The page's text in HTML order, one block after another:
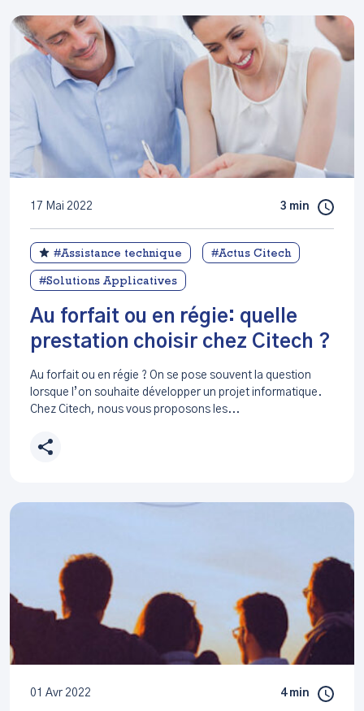
17 Mai 2022 3 min
#Assistance technique #Actus Citech
#Solutions Applicatives
Au forfait ou en régie: quelle
prestation choisir chez Citech ?
Au forfait ou en régie ? On se pose souvent la question
lorsque l’on souhaite développer un projet informatique.
Chez Citech, nous vous proposons les...
01 Avr 2022 4 min